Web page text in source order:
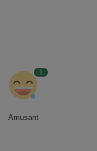
1
Amusant